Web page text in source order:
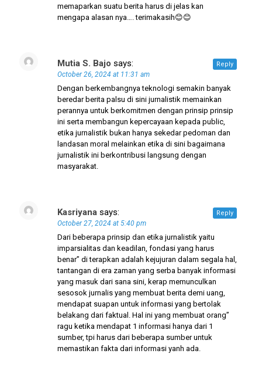
memaparkan suatu berita harus di jelas kan
mengapa alasan nya…. terimakasih😊😊
Mutia S. Bajo says:
October 26, 2024 at 11:31 am
Dengan berkembangnya teknologi semakin banyak
beredar berita palsu di sini jurnalistik memainkan
perannya untuk berkomitmen dengan prinsip prinsip
ini serta membangun kepercayaan kepada public,
etika jurnalistik bukan hanya sekedar pedoman dan
landasan moral melainkan etika di sini bagaimana
jurnalistik ini berkontribusi langsung dengan
masyarakat.
Reply
Kasriyana says:
October 27, 2024 at 5:40 pm
Dari beberapa prinsip dan etika jurnalistik yaitu
imparsialitas dan keadilan, fondasi yang harus
benar” di terapkan adalah kejujuran dalam segala hal,
tantangan di era zaman yang serba banyak informasi
yang masuk dari sana sini, kerap memunculkan
sesosok jurnalis yang membuat berita demi uang,
mendapat suapan untuk informasi yang bertolak
belakang dari faktual. Hal ini yang membuat orang”
ragu ketika mendapat 1 informasi hanya dari 1
sumber, tpi harus dari beberapa sumber untuk
memastikan fakta dari informasi yanh ada.
Reply